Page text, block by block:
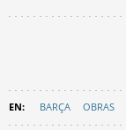
BARÇA OBRAS